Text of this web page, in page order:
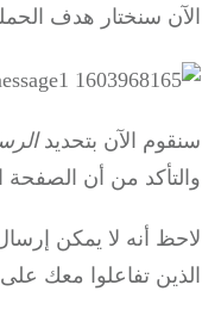
الآن سنختار هدف
سنقوم الآن بتحديد
والتأكد من أن الصفحة
لاحظ أنه لا يمكن
الذين تفاعلوا معك على Messenger.